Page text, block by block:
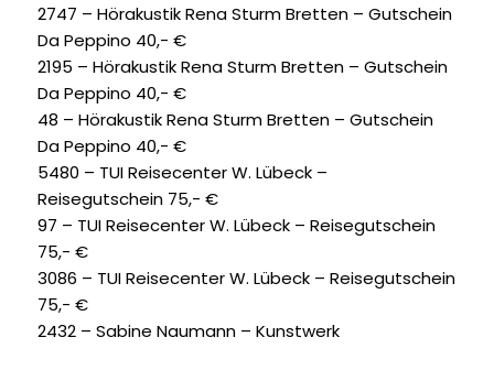
2747 – Hörakustik Rena Sturm Bretten – Gutschein
Da Peppino 40,- €
2195 – Hörakustik Rena Sturm Bretten – Gutschein
Da Peppino 40,- €
48 – Hörakustik Rena Sturm Bretten – Gutschein
Da Peppino 40,- €
5480 – TUI Reisecenter W. Lübeck –
Reisegutschein 75,- €
97 – TUI Reisecenter W. Lübeck – Reisegutschein
75,- €
3086 – TUI Reisecenter W. Lübeck – Reisegutschein
75,- €
2432 – Sabine Naumann – Kunstwerk